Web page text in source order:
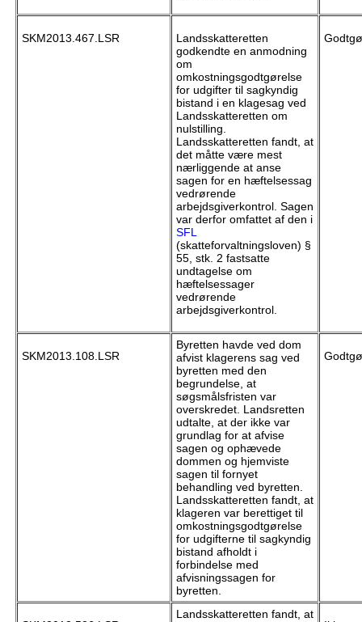
SKM2013.467.LSR
Landsskatteretten
godkendte en anmodning
om
omkostningsgodtgørelse
for udgifter til sagkyndig
bistand i en klagesag ved
Landsskatteretten om
nulstilling.
Landsskatteretten fandt, at
det måtte være mest
nærliggende at anse
sagen for en hæftelsessag
vedrørende
arbejdsgiverkontrol. Sagen
var derfor omfattet af den i
SFL
(skatteforvaltningsloven) §
55, stk. 2 fastsatte
undtagelse om
hæftelsessager
vedrørende
arbejdsgiverkontrol.
SKM2013.108.LSR
Byretten havde ved dom
afvist klagerens sag ved
byretten med den
begrundelse, at
søgsmålsfristen var
overskredet. Landsretten
udtalte, at der ikke var
grundlag for at afvise
sagen og ophævede
dommen og hjemviste
sagen til fornyet
behandling ved byretten.
Landsskatteretten fandt, at
klageren var berettiget til
omkostningsgodtgørelse
for udgifterne til sagkyndig
bistand afholdt i
forbindelse med
afvisningssagen for
byretten.
Landsskatteretten fandt, at